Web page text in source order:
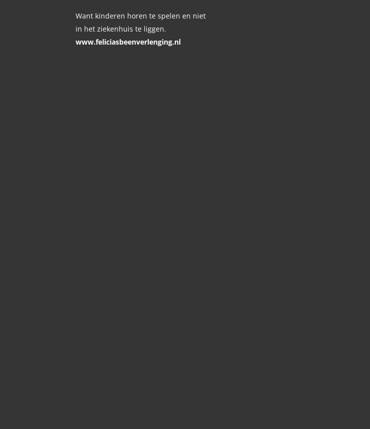
Want kinderen horen te spelen en niet
in het ziekenhuis te liggen.
www.feliciasbeenverlenging.nl